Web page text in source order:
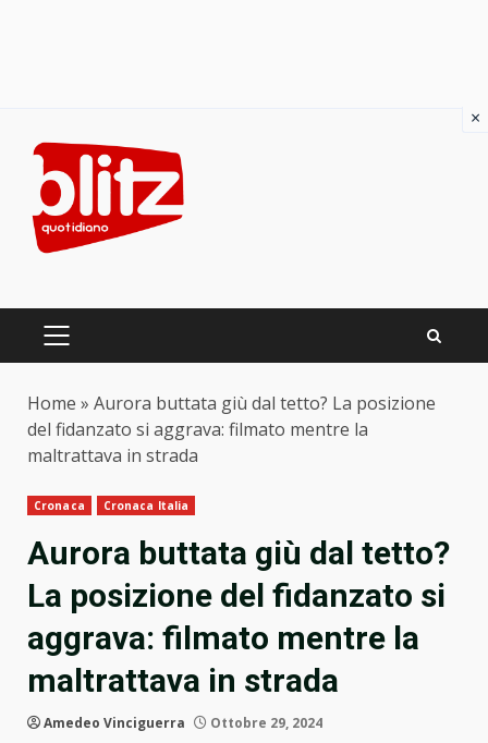
content
PRIMARY
Home » Aurora buttata giù dal tetto? La posizione
del fidanzato si aggrava: filmato mentre la
maltrattava in strada
Cronaca Cronaca Italia
Aurora buttata giù dal tetto?
La posizione del fidanzato si
aggrava: filmato mentre la
maltrattava in strada
Amedeo Vinciguerra Ottobre 29, 2024
×